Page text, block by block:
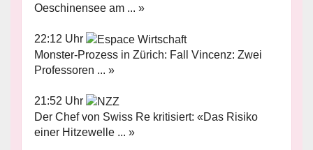
Oeschinensee am ... »
22:12 Uhr
Monster-Prozess in Zürich: Fall Vincenz: Zwei
Professoren ... »
21:52 Uhr
Der Chef von Swiss Re kritisiert: «Das Risiko
einer Hitzewelle ... »